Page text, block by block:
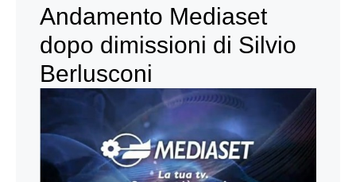
Andamento Mediaset
dopo dimissioni di Silvio
Berlusconi